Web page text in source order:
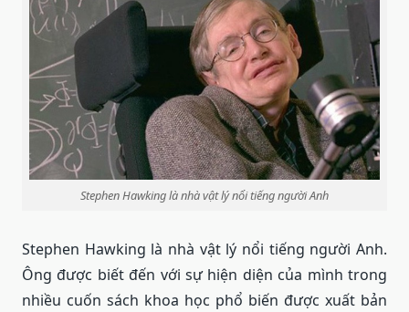
Stephen Hawking là nhà vật lý nổi tiếng người Anh
Stephen Hawking là nhà vật lý nổi tiếng người Anh.
Ông được biết đến với sự hiện diện của mình trong
nhiều cuốn sách khoa học phổ biến được xuất bản